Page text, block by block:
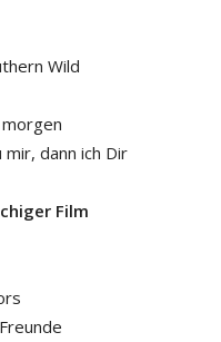
Wild
mir, dann ich Dir
Film